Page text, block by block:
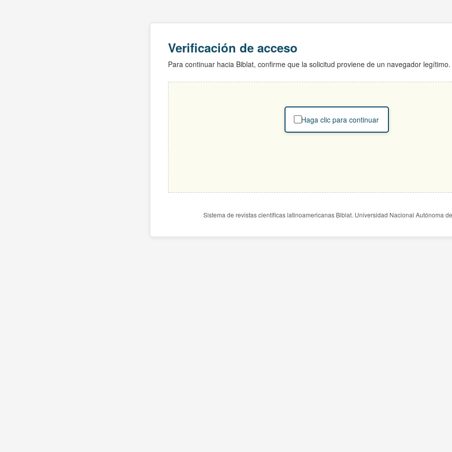
Verificación de acceso
Para continuar hacia Biblat, confirme que la solicitud proviene de un navegador legítimo.
Haga clic para continuar
Sistema de revistas científicas latinoamericanas Biblat. Universidad Nacional Autónoma